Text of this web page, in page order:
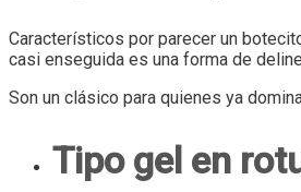
Característicos por parecer un
casi enseguida es una forma de
Son un clásico para quienes ya
Tipo gel en